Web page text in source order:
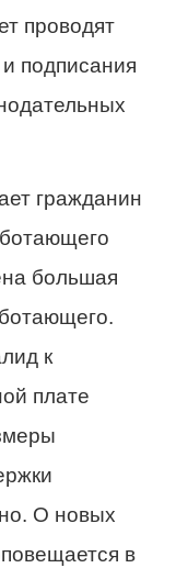
проводят
подписания
гражданин
большая
к
плате
О новых
в